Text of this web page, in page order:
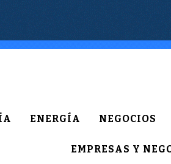
ENERGÍA NEGOCIOS
EMPRESAS Y